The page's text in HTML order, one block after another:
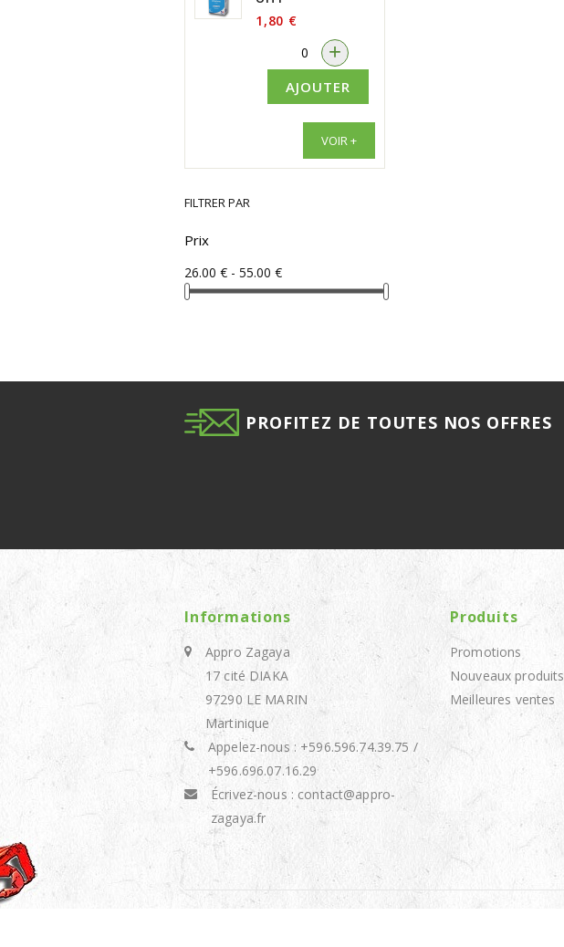
1,80 €
+
AJOUTER
VOIR +
FILTRER PAR
Prix
26.00 € - 55.00 €
PROFITEZ DE TOUTES NOS OFFRES
Informations
Appro Zagaya
17 cité DIAKA
97290 LE MARIN
Martinique
Appelez-nous : +596.596.74.39.75 /
+596.696.07.16.29
Écrivez-nous : contact@appro-
zagaya.fr
Produits
Promotions
Nouveaux produits
Meilleures ventes